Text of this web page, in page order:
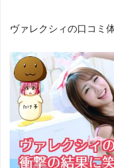
ヴァレクシィの口コミ